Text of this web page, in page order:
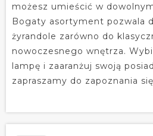
możesz umieścić w
Bogaty asortyment pozwala
żyrandole zarówno do
nowoczesnego wnętrza.
lampę i zaaranżuj swoją
zapraszamy do zapoznania